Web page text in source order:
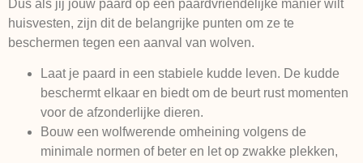
Dus als jij jouw paard op een paardvriendelijke manier wilt
huisvesten, zijn dit de belangrijke punten om ze te
beschermen tegen een aanval van wolven.
Laat je paard in een stabiele kudde leven. De kudde
beschermt elkaar en biedt om de beurt rust momenten
voor de afzonderlijke dieren.
Bouw een wolfwerende omheining volgens de
minimale normen of beter en let op zwakke plekken,